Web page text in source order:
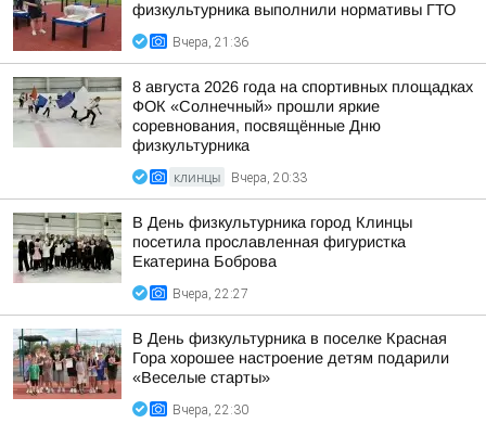
физкультурника выполнили нормативы ГТО
Вчера, 21:36
8 августа 2026 года на спортивных площадках
ФОК «Солнечный» прошли яркие
соревнования, посвящённые Дню
физкультурника
КЛИНЦЫ Вчера, 20:33
В День физкультурника город Клинцы
посетила прославленная фигуристка
Екатерина Боброва
Вчера, 22:27
В День физкультурника в поселке Красная
Гора хорошее настроение детям подарили
«Веселые старты»
Вчера, 22:30